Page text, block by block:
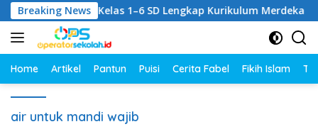
Langsung
ke
konten
Breaking News
RPM Kelas 1–6 SD Lengkap Kurikulum Merdeka
Home Artikel Pantun Puisi Cerita Fabel Fikih Islam
air untuk mandi wajib